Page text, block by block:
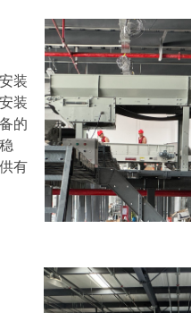
装
装
的
有